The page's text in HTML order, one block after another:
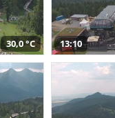
30,0 °C 13:10